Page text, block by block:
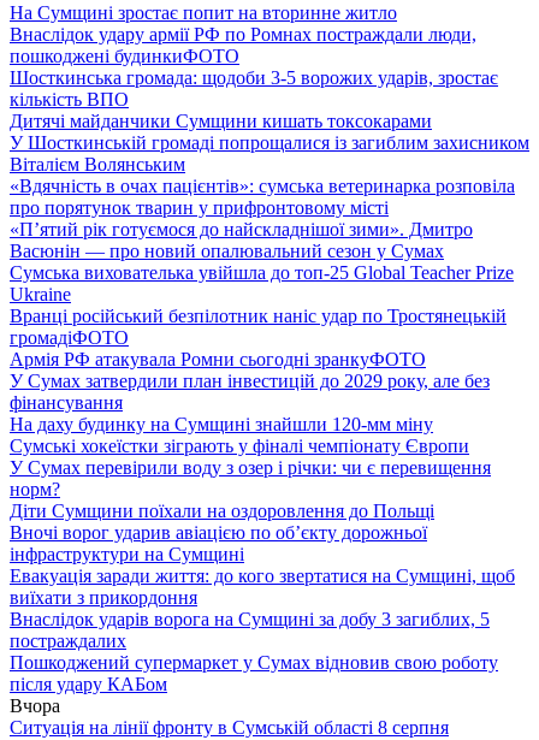
На Сумщині зростає попит на вторинне житло
Внаслідок удару армії РФ по Ромнах постраждали люди,
пошкоджені будинкиФОТО
Шосткинська громада: щодоби 3-5 ворожих ударів, зростає
кількість ВПО
Дитячі майданчики Сумщини кишать токсокарами
У Шосткинській громаді попрощалися із загиблим захисником
Віталієм Волянським
«Вдячність в очах пацієнтів»: сумська ветеринарка розповіла
про порятунок тварин у прифронтовому місті
«П’ятий рік готуємося до найскладнішої зими». Дмитро
Васюнін — про новий опалювальний сезон у Сумах
Сумська вихователька увійшла до топ-25 Global Teacher Prize
Ukraine
Вранці російський безпілотник наніс удар по Тростянецькій
громадіФОТО
Армія РФ атакувала Ромни сьогодні зранкуФОТО
У Сумах затвердили план інвестицій до 2029 року, але без
фінансування
На даху будинку на Сумщині знайшли 120-мм міну
Сумські хокеїстки зіграють у фіналі чемпіонату Європи
У Сумах перевірили воду з озер і річки: чи є перевищення
норм?
Діти Сумщини поїхали на оздоровлення до Польщі
Вночі ворог ударив авіацією по обʼєкту дорожньої
інфраструктури на Сумщині
Евакуація заради життя: до кого звертатися на Сумщині, щоб
виїхати з прикордоння
Внаслідок ударів ворога на Сумщині за добу 3 загиблих, 5
постраждалих
Пошкоджений супермаркет у Сумах відновив свою роботу
після удару КАБом
Вчора
Ситуація на лінії фронту в Сумській області 8 серпня